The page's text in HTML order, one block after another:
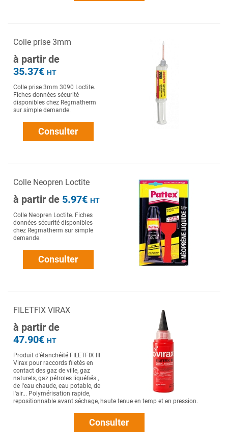
Colle prise 3mm
à partir de
35.37€ HT
Colle prise 3mm 3090 Loctite.
Fiches données sécurité
disponibles chez Regmatherm
sur simple demande.
Consulter
Colle Neopren Loctite
à partir de 5.97€ HT
Colle Neopren Loctite. Fiches
données sécurité disponibles
chez Regmatherm sur simple
demande.
Consulter
FILETFIX VIRAX
à partir de
47.90€ HT
Produit d'étanchéité FILETFIX III
Virax pour raccords filetés en
contact des gaz de ville, gaz
naturels, gaz pétroles liquéfiés ,
de l'eau chaude, eau potable, de
l'air... Polymérisation rapide,
repositionnable avant séchage, haute tenue en temp et en pression.
Consulter